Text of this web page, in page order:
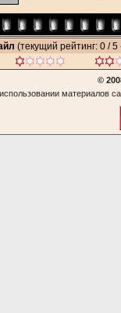
(текущий рейтинг: 0 / 5
©
материалов